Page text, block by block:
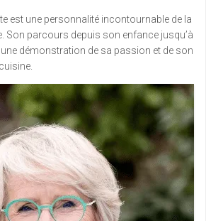
est une personnalité incontournable de la
Son parcours depuis son enfance jusqu’à
démonstration de sa passion et de son